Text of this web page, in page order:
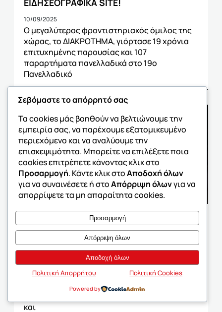
10/09/2025
Ο μεγαλύτερος φροντιστηριακός όμιλος της
χώρας, το ΔΙΑΚΡΟΤΗΜΑ, γιόρτασε 19 χρόνια
επιτυχημένης παρουσίας και 107
παραρτήματα πανελλαδικά στο 19ο
Πανελλαδικό
EΤΗΣΙΟ ΣΥΝΕΔΡΙΟ ΔΙΑΚΡΟΤΗΜΑ 2025
09/09/2025
Με απόλυτη επιτυχία πραγματοποιήθηκε το
19ο Πανελλαδικό Συνέδριο του Ομίλου
Φροντιστηρίων ΔΙΑΚΡΟΤΗΜΑ στο Χαλάνδρι,
γιορτάζοντας 19 χρόνια ηγετικής παρουσίας
και
Σεβόμαστε το απόρρητό σας
Τα cookies μάς βοηθούν να βελτιώνουμε την
εμπειρία σας, να παρέχουμε εξατομικευμένο
περιεχόμενο και να αναλύουμε την
επισκεψιμότητα. Μπορείτε να επιλέξετε ποια
cookies επιτρέπετε κάνοντας κλικ στο
Προσαρμογή. Κάντε κλικ στοΑποδοχή όλων
για να συναινέσετε ή στοΑπόρριψη όλωνγια να
απορρίψετε τα μη απαραίτητα cookies.
Προσαρμογή
Απόρριψη όλων
Αποδοχή όλων
Πολιτική Απορρήτου Πολιτική Cookies
Powered by